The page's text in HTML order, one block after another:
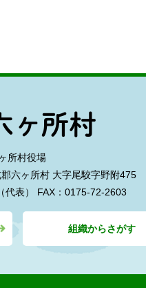
所村役場
六ヶ所村大字尾駮字野附475
表）
FAX：0175-72-2603
組織からさがす